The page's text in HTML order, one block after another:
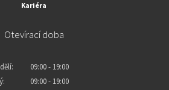
Kariéra
Otevírací doba
09:00 - 19:00
09:00 - 19:00